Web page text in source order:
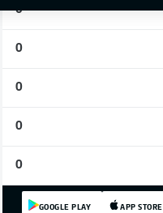
0
0
0
0
0
APP STORE
GOOGLE PLAY